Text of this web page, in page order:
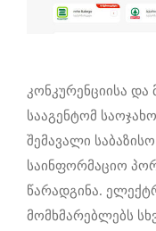
კონკურენციისა
სააგენტომ
შემავალი
საინფორმაციო
წარადგინა.
მომხმარებლებს